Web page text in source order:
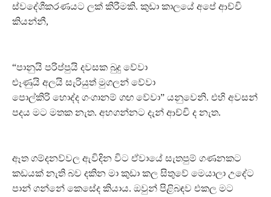
ස්වදේශීකරණයට ලක් කිරීමකි. කුඩා කාලයේ අපේ ආච්චි
කියන්නී,
“පානුයි පරිප්පුයි දවසක බුදු වේවා
ළුෑණුයි අලයි සැරියුත් මුගලන් වේවා
පොල්කිරි හොද්ද ගංගානම් ගඟ වේවා” යනුවෙනි. එහි අවසන්
පදය මට මතක නැත. අහගන්නට දැන් ආච්චි ද නැත.
ඈත ගම්දනව්වල ඇවිදින විට ඒවායේ සැතපුම් ගණනකට
කඩයක් නැති බව දකින මා කුඩා කල සිතුවේ මෙයාලා උදේට
පාන් ගන්නේ කෙසේද කියාය. ඔවුන් පිළිබඳව එකල මට